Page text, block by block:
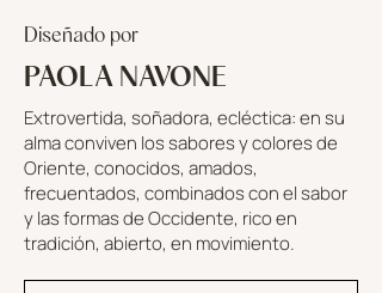
Diseñado por
PAOLA NAVONE
Extrovertida, soñadora, ecléctica: en su
alma conviven los sabores y colores de
Oriente, conocidos, amados,
frecuentados, combinados con el sabor
y las formas de Occidente, rico en
tradición, abierto, en movimiento.